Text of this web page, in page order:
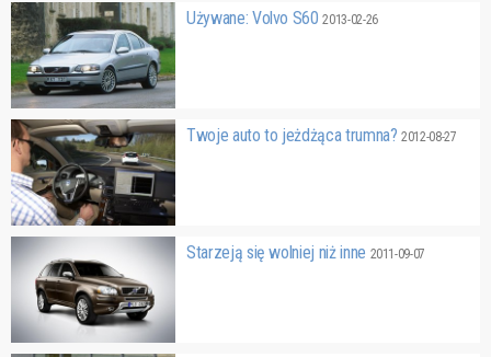
Używane: Volvo S602013-02-26
Twoje auto to jeżdżąca trumna?2012-08-27
Starzeją się wolniej niż inne 2011-09-07